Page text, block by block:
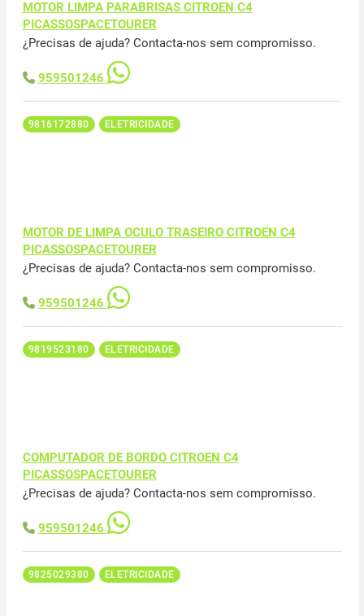
MOTOR LIMPA PARABRISAS CITROEN C4
PICASSOSPACETOURER
¿Precisas de ajuda? Contacta-nos sem compromisso.
959501246
9816172880 ELETRICIDADE
MOTOR DE LIMPA OCULO TRASEIRO CITROEN C4
PICASSOSPACETOURER
¿Precisas de ajuda? Contacta-nos sem compromisso.
959501246
9819523180 ELETRICIDADE
COMPUTADOR DE BORDO CITROEN C4
PICASSOSPACETOURER
¿Precisas de ajuda? Contacta-nos sem compromisso.
959501246
9825029380 ELETRICIDADE